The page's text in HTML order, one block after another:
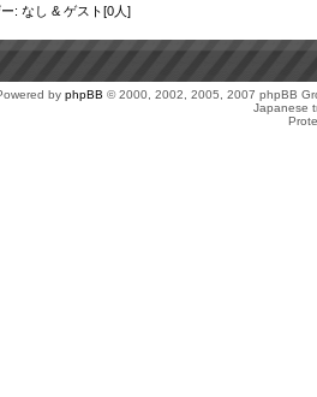
: なし & ゲスト[0人]
by phpBB © 2000, 2002, 2005, 2007 phpBB
Japanese